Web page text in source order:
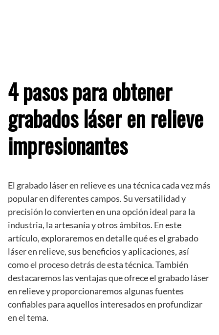
4 pasos para obtener
grabados láser en relieve
impresionantes
El grabado láser en relieve es una técnica cada vez más
popular en diferentes campos. Su versatilidad y
precisión lo convierten en una opción ideal para la
industria, la artesanía y otros ámbitos. En este
artículo, exploraremos en detalle qué es el grabado
láser en relieve, sus beneficios y aplicaciones, así
como el proceso detrás de esta técnica. También
destacaremos las ventajas que ofrece el grabado láser
en relieve y proporcionaremos algunas fuentes
confiables para aquellos interesados en profundizar
en el tema.